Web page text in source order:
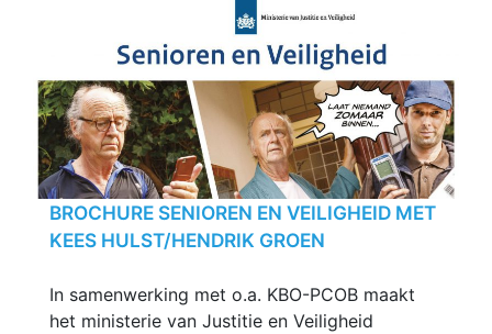
BROCHURE SENIOREN EN VEILIGHEID MET
KEES HULST/HENDRIK GROEN
In samenwerking met o.a. KBO-PCOB maakt
het ministerie van Justitie en Veiligheid